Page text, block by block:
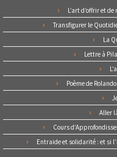
L’art d’offrir et
Transfigurer le
La
Lettre à
Poème de
Aller
Cours
Entraide et solidarité : et si